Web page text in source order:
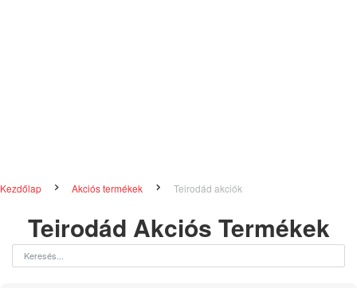
Kezdőlap Akciós termékek Teirodád akciók
Teirodád Akciós Termékek